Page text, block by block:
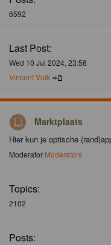
6592
Last Post:
Wed 10 Jul 2024, 23:58
Vincent Vuik
Marktplaats
Hier kun je optische
Moderator Moderators
Topics:
2102
Posts: